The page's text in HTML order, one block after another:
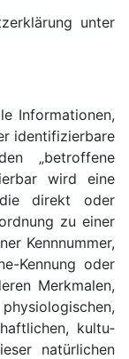
unter
Infor­mationen,
identi­fizierbare
„betroffene
wird eine
die direkt oder
zu einer
Kenn­nummer,
Kennung oder
Merk­malen,
kultu­
natür­lichen